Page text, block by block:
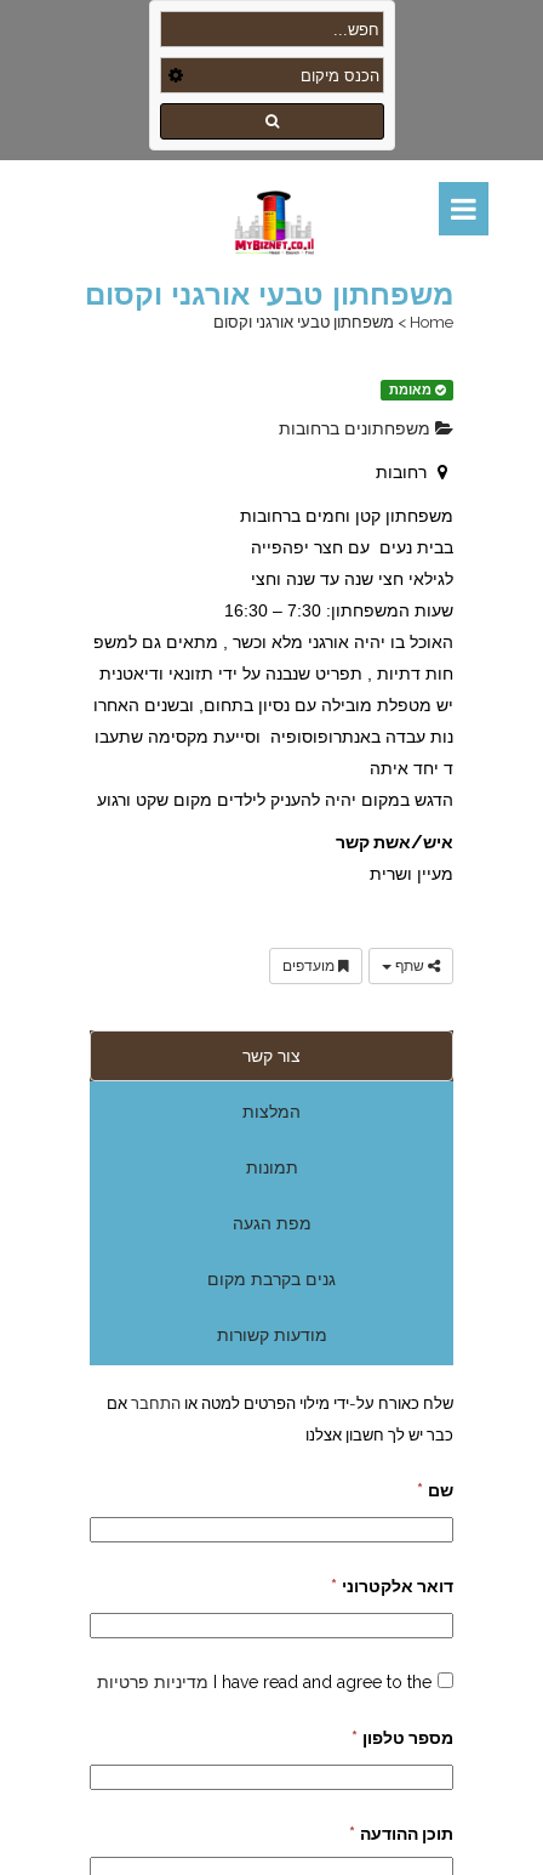
משפחתון טבעי אורגני וקסום
Home
> משפחתון טבעי אורגני וקסום
מאומת
משפחתונים ברחובות
רחובות
משפחתון קטן וחמים ברחובות
בבית נעים עם חצר יפהפייה
לגילאי חצי שנה עד שנה וחצי
שעות המשפחתון: 7:30 – 16:30
האוכל בו יהיה אורגני מלא וכשר , מתאים גם למשפ
חות דתיות , תפריט שנבנה על ידי תזונאי ודיאטנית
יש מטפלת מובילה עם נסיון בתחום, ובשנים האחרו
נות עבדה באנתרופוסופיה וסייעת מקסימה שתעבו
ד יחד איתה
הדגש במקום יהיה להעניק לילדים מקום שקט ורגוע
איש/אשת קשר
מעיין ושרית
שתף מועדפים
צור קשר
המלצות
תמונות
מפת הגעה
גנים בקרבת מקום
מודעות קשורות
שלח כאורח על-ידי מילוי הפרטים למטה או התחבראם
כבר יש לך חשבון אצלנו
שם *
דואר אלקטרוני *
I have read and agree to the מדיניות פרטיות
מספר טלפון *
תוכן ההודעה *